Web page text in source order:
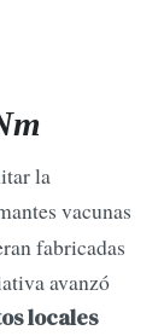
la
vacunas
fabricadas
avanzó
locales